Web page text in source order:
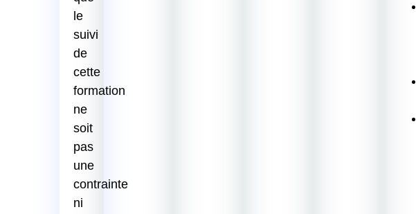
le
suivi
de
cette
formation
ne
soit
pas
une
contrainte
ni